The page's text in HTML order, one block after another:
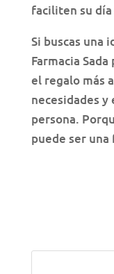
faciliten su día
Si buscas una
Farmacia
el regalo más
necesidades y
persona.
puede ser una